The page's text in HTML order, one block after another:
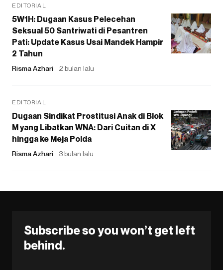
EDITORIAL
5W1H: Dugaan Kasus Pelecehan
Seksual 50 Santriwati di Pesantren
Pati: Update Kasus Usai Mandek Hampir
2 Tahun
Risma Azhari 2 bulan lalu
EDITORIAL
Dugaan Sindikat Prostitusi Anak di Blok
M yang Libatkan WNA: Dari Cuitan di X
hingga ke Meja Polda
Risma Azhari 3 bulan lalu
Subscribe so you won’t get left
behind.